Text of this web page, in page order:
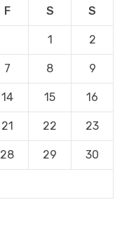
F S S
1 2
7 8 9
14 15 16
21 22 23
28 29 30